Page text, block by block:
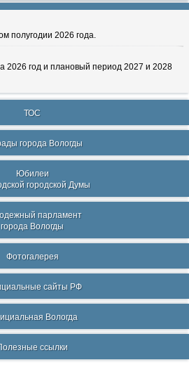
полугодии 2026 года.
2026 год и плановый период 2027 и 2028
ТОС
города Вологды
Юбилеи
городской Думы
парламент
города Вологды
Фотогалерея
сайты РФ
Вологда
ссылки